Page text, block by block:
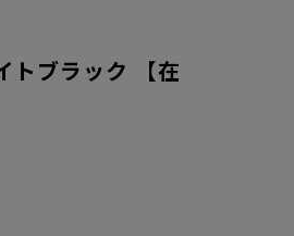
トブラック 【在